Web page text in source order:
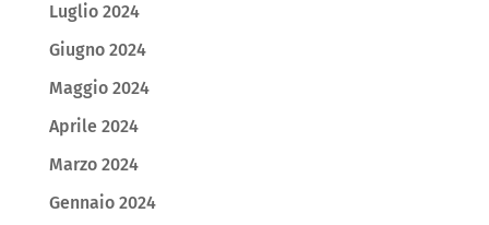
Luglio 2024
Giugno 2024
Maggio 2024
Aprile 2024
Marzo 2024
Gennaio 2024